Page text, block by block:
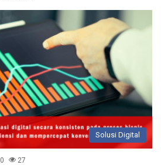
Solusi Digital
0 27